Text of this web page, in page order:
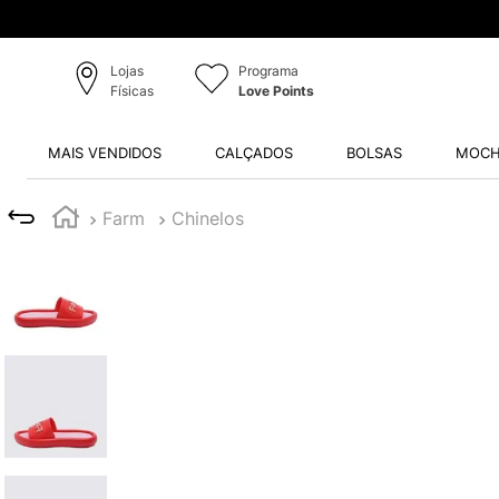
Lojas
Físicas
Programa
Love Points
MAIS VENDIDOS CALÇADOS BOLSAS
Farm Chinelos